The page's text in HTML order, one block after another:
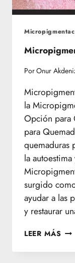
PorOnur
la
Opción para
para
quemaduras
la
surgido
ayudar a las
y restaurar
LEER MÁS